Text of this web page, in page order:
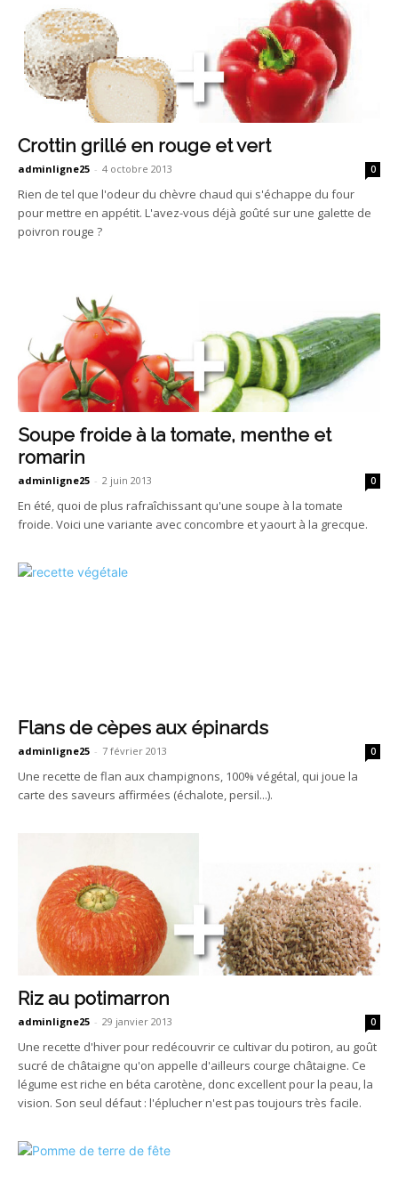
Crottin grillé en rouge et vert
adminligne25 - 4 octobre 2013 0
Rien de tel que l'odeur du chèvre chaud qui s'échappe du four
pour mettre en appétit. L'avez-vous déjà goûté sur une galette de
poivron rouge ?
Soupe froide à la tomate, menthe et
romarin
adminligne25 - 2 juin 2013 0
En été, quoi de plus rafraîchissant qu'une soupe à la tomate
froide. Voici une variante avec concombre et yaourt à la grecque.
Flans de cèpes aux épinards
adminligne25 - 7 février 2013 0
Une recette de flan aux champignons, 100% végétal, qui joue la
carte des saveurs affirmées (échalote, persil...).
Riz au potimarron
adminligne25 - 29 janvier 2013 0
Une recette d'hiver pour redécouvrir ce cultivar du potiron, au goût
sucré de châtaigne qu'on appelle d'ailleurs courge châtaigne. Ce
légume est riche en béta carotène, donc excellent pour la peau, la
vision. Son seul défaut : l'éplucher n'est pas toujours très facile.